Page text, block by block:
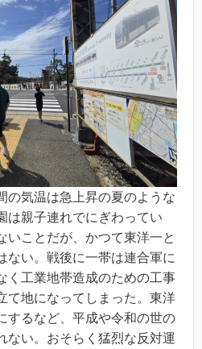
の気温は急上昇の夏のような
は親子連れでにぎわってい
いことだが、かつて東洋一と
ない。戦後に一帯は連合軍に
く工業地帯造成のための工事
て地になってしまった。東洋
するなど、平成や令和の世の
ない。おそらく猛烈な反対運